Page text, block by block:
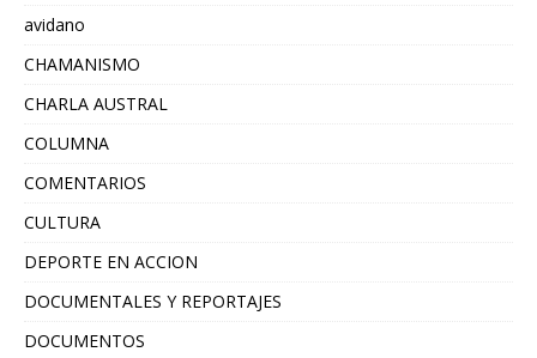
avidano
CHAMANISMO
CHARLA AUSTRAL
COLUMNA
COMENTARIOS
CULTURA
DEPORTE EN ACCION
DOCUMENTALES Y REPORTAJES
DOCUMENTOS